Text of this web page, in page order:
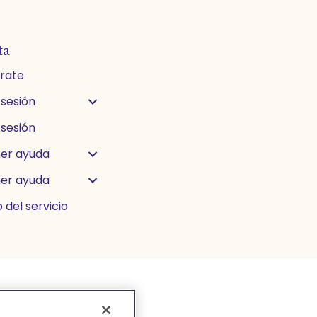
ayuda
ayuda
del servicio